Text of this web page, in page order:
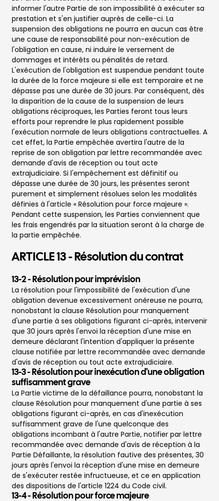
informer l'autre Partie de son impossibilité à exécuter sa
prestation et s'en justifier auprès de celle-ci. La
suspension des obligations ne pourra en aucun cas être
une cause de responsabilité pour non-exécution de
l'obligation en cause, ni induire le versement de
dommages et intérêts ou pénalités de retard.
L'exécution de l'obligation est suspendue pendant toute
la durée de la force majeure si elle est temporaire et ne
dépasse pas une durée de 30 jours. Par conséquent, dès
la disparition de la cause de la suspension de leurs
obligations réciproques, les Parties feront tous leurs
efforts pour reprendre le plus rapidement possible
l'exécution normale de leurs obligations contractuelles. A
cet effet, la Partie empêchée avertira l'autre de la
reprise de son obligation par lettre recommandée avec
demande d'avis de réception ou tout acte
extrajudiciaire. Si l'empêchement est définitif ou
dépasse une durée de 30 jours, les présentes seront
purement et simplement résolues selon les modalités
définies à l'article « Résolution pour force majeure ».
Pendant cette suspension, les Parties conviennent que
les frais engendrés par la situation seront à la charge de
la partie empêchée.
ARTICLE 13 - Résolution du contrat
13-2- Résolution pour imprévision
La résolution pour l'impossibilité de l'exécution d'une
obligation devenue excessivement onéreuse ne pourra,
nonobstant la clause Résolution pour manquement
d'une partie à ses obligations figurant ci-après, intervenir
que 30 jours après l'envoi la réception d'une mise en
demeure déclarant l'intention d'appliquer la présente
clause notifiée par lettre recommandée avec demande
d'avis de réception ou tout acte extrajudiciaire.
13-3- Résolution pour inexécution d'une obligation
suffisamment grave
La Partie victime de la défaillance pourra, nonobstant la
clause Résolution pour manquement d'une partie à ses
obligations figurant ci-après, en cas d'inexécution
suffisamment grave de l'une quelconque des
obligations incombant à l'autre Partie, notifier par lettre
recommandée avec demande d'avis de réception à la
Partie Défaillante, la résolution fautive des présentes, 30
jours après l'envoi la réception d'une mise en demeure
de s'exécuter restée infructueuse, et ce en application
des dispositions de l'article 1224 du Code civil.
13-4- Résolution pour force majeure